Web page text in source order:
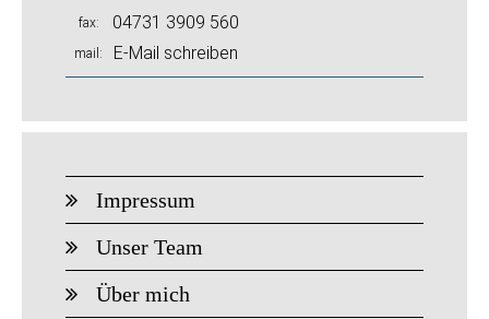
fax 04731 3909 560
mail E-Mail schreiben
Impressum
Unser Team
Über mich